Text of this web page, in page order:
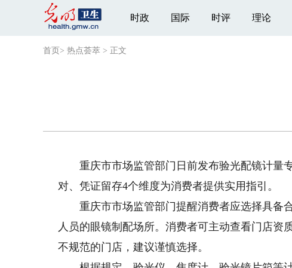
时政 国际 时评 理论
首页 > 热点荟萃 > 正文
重庆市市场监管部门日前发布验光配镜计量
对、凭证留存4个维度为消费者提供实用指引。
重庆市市场监管部门提醒消费者应选择具备
人员的眼镜制配场所。消费者可主动查看门店资
不规范的门店，建议谨慎选择。